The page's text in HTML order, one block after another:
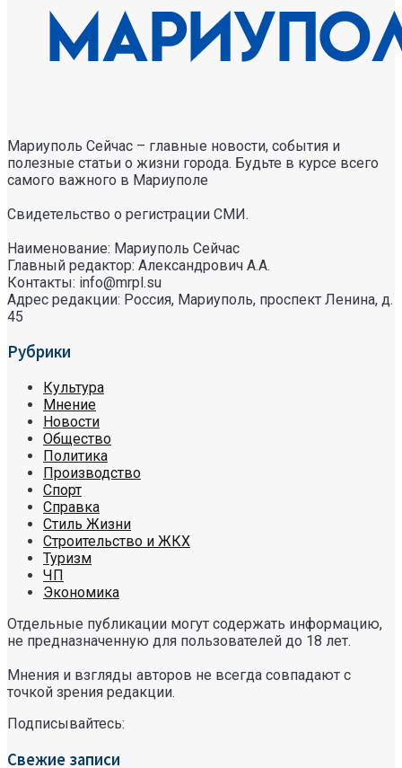
Мариуполь Сейчас – главные новости, события и
полезные статьи о жизни города. Будьте в курсе всего
самого важного в Мариуполе
Свидетельство о регистрации СМИ.
Наименование: Мариуполь Сейчас
Главный редактор: Александрович А.А.
Контакты: info@mrpl.su
Адрес редакции: Россия, Мариуполь, проспект Ленина, д.
45
Рубрики
Культура
Мнение
Новости
Общество
Политика
Производство
Спорт
Справка
Стиль Жизни
Строительство и ЖКХ
Туризм
ЧП
Экономика
Отдельные публикации могут содержать информацию,
не предназначенную для пользователей до 18 лет.
Мнения и взгляды авторов не всегда совпадают с
точкой зрения редакции.
Подписывайтесь:
Свежие записи